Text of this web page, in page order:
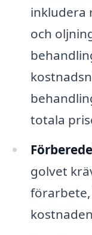
inkludera
och
totala
golvet
förarbete,